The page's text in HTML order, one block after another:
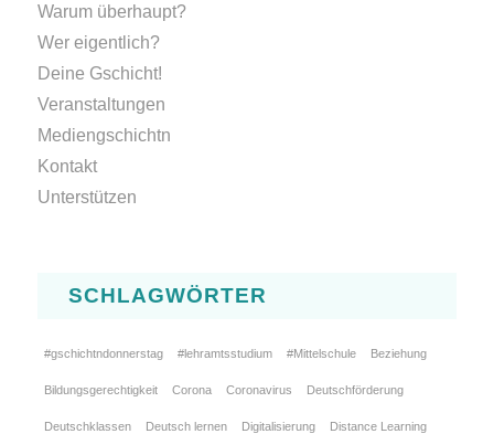
Warum überhaupt?
Wer eigentlich?
Deine Gschicht!
Veranstaltungen
Mediengschichtn
Kontakt
Unterstützen
SCHLAGWÖRTER
#gschichtndonnerstag #lehramtsstudium #Mittelschule Beziehung
Bildungsgerechtigkeit Corona Coronavirus Deutschförderung
Deutschklassen Deutsch lernen Digitalisierung Distance Learning